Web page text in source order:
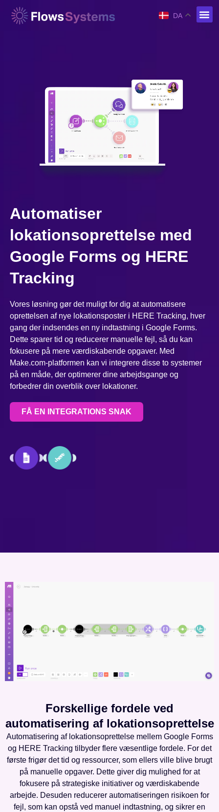
DA
Automatiser
lokationsoprettelse med
Google Forms og HERE
Tracking
Vores løsning gør det muligt for dig at automatisere
oprettelsen af nye lokationsposter i HERE Tracking, hver
gang der indsendes en ny indtastning i Google Forms.
Dette sparer tid og reducerer manuelle fejl, så du kan
fokusere på mere værdiskabende opgaver. Med
Make.com-platformen kan vi integrere disse to systemer
på en måde, der optimerer dine arbejdsgange og
forbedrer din overblik over lokationer.
FÅ EN INTEGRATIONS SNAK
Forskellige fordele ved
automatisering af lokationsoprettelse
Automatisering af lokationsoprettelse mellem Google Forms
og HERE Tracking tilbyder flere væsentlige fordele. For det
første frigør det tid og ressourcer, som ellers ville blive brugt
på manuelle opgaver. Dette giver dig mulighed for at
fokusere på strategiske initiativer og værdiskabende
arbejde. Desuden reducerer automatiseringen risikoen for
fejl, som kan opstå ved manuel indtastning, og sikrer en